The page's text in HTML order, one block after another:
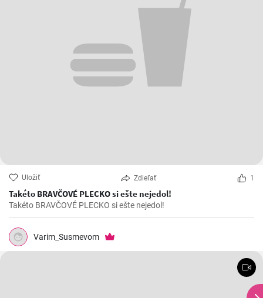
Uložiť Zdieľať 1
Takéto BRAVČOVÉ PLECKO si ešte nejedol!
Takéto BRAVČOVÉ PLECKO si ešte nejedol!
Varim_Susmevom